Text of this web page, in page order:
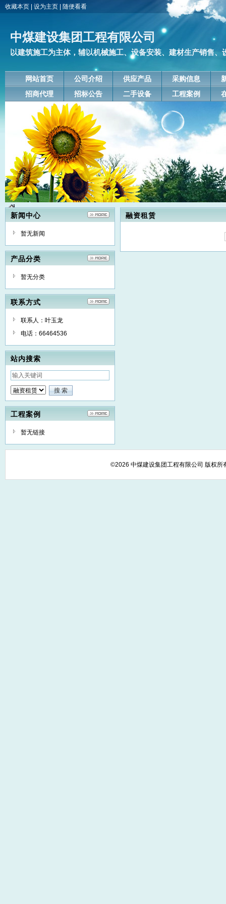
收藏本页 设为主页 随便看看
中煤建设集团工程有限公司
以建筑施工为主体，辅以机械施工、设备安装、建材生产销售、
网站首页 公司介绍 供应产品 采购信息
招商代理
招标公告 二手设备 工程案例
新闻中心
暂无新闻
产品分类
暂无分类
联系方式
联系人：叶玉龙
电话：66464536
站内搜索
工程案例
暂无链接
融资租赁
©2026 中煤建设集团工程有限公司 版权